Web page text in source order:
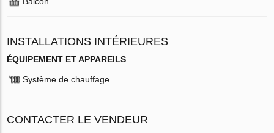
INSTALLATIONS INTÉRIEURES
ÉQUIPEMENT ET APPAREILS
Système de chauffage
CONTACTER LE VENDEUR